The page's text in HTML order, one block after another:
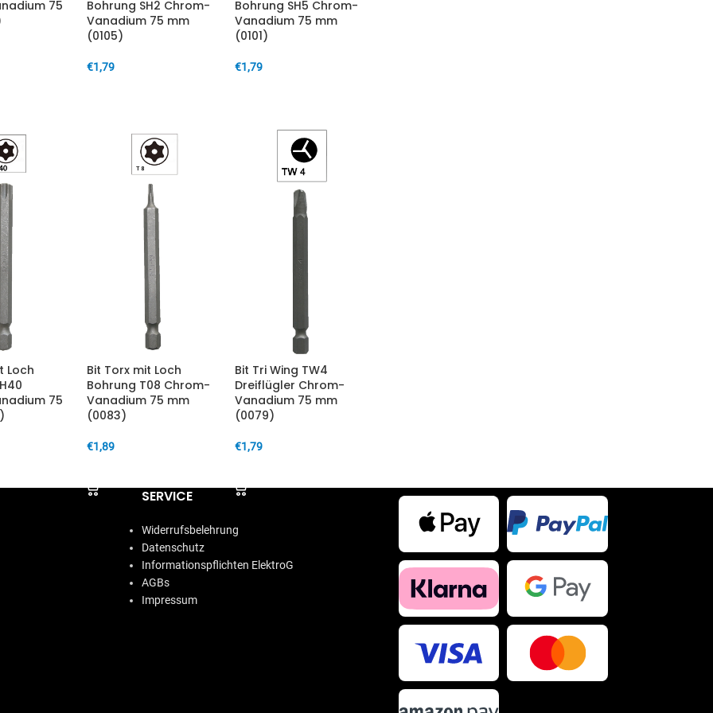
75
Bohrung SH2 Chrom-
Vanadium 75 mm
(0105)
€1,79
Bohrung SH5 Chrom-
Vanadium 75 mm
(0101)
€1,79
Loch
75
Bit Torx mit Loch
Bohrung T08 Chrom-
Vanadium 75 mm
(0083)
€1,89
Bit Tri Wing TW4
Dreiflügler Chrom-
Vanadium 75 mm
(0079)
€1,79
SERVICE
Widerrufsbelehrung
Datenschutz
Informationspflichten ElektroG
AGBs
Impressum